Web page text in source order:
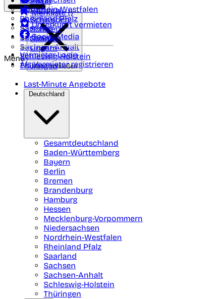
Nordrhein-Westfalen
Rheinland Pfalz
Saarland
Sachsen
Sachsen-Anhalt
Schleswig-Holstein
Thüringen
Portugal
Schweden
Schweiz
Spanien
Ungarn
Merkliste ()
Unterkunft vermieten
Social Media
Vermieter-Login
Als Vermieter registrieren
Menü
Menü schließen
Last-Minute Angebote
Deutschland
Gesamtdeutschland
Baden-Württemberg
Bayern
Berlin
Bremen
Brandenburg
Hamburg
Hessen
Mecklenburg-Vorpommern
Niedersachsen
Nordrhein-Westfalen
Rheinland Pfalz
Saarland
Sachsen
Sachsen-Anhalt
Schleswig-Holstein
Thüringen